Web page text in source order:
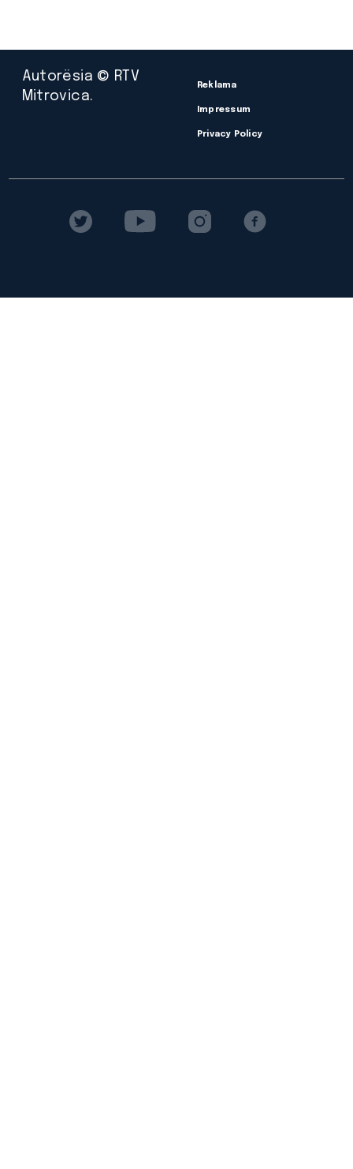
Autorësia © RTV
Mitrovica.
Reklama
Impressum
Privacy Policy